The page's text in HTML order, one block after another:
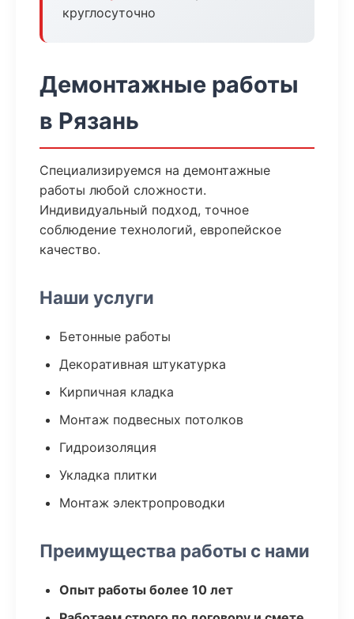
круглосуточно
Демонтажные работы
в Рязань
Специализируемся на демонтажные
работы любой сложности.
Индивидуальный подход, точное
соблюдение технологий, европейское
качество.
Наши услуги
Бетонные работы
Декоративная штукатурка
Кирпичная кладка
Монтаж подвесных потолков
Гидроизоляция
Укладка плитки
Монтаж электропроводки
Преимущества работы с нами
Опыт работы более 10 лет